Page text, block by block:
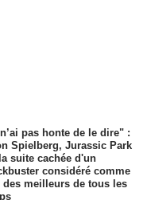
pas honte de le dire" :
Spielberg, Jurassic Park
suite cachée d'un
considéré comme
des meilleurs de tous les